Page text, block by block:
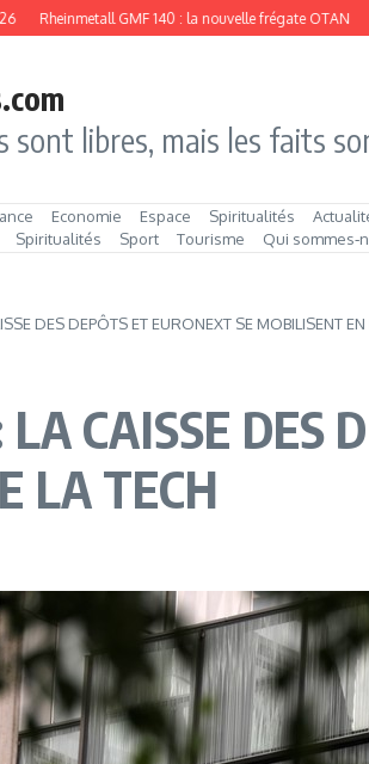
Rheinmetall GMF 140 : la nouvelle frégate OTAN
sont libres, mais les faits
Economie Espace Spiritualités
Spiritualités Sport Tourisme Qui
DES DEPÔTS ET EURONEXT SE MOBILISENT
LA CAISSE DES
LA TECH